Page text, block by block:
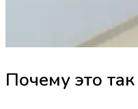
Почему это